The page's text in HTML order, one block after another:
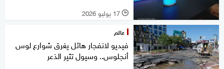
l 17 يوليو 2026
عالم
فيديو لانفجار هائل يغرق شوارع لوس
أنجلوس.. وسيول تثير الذعر